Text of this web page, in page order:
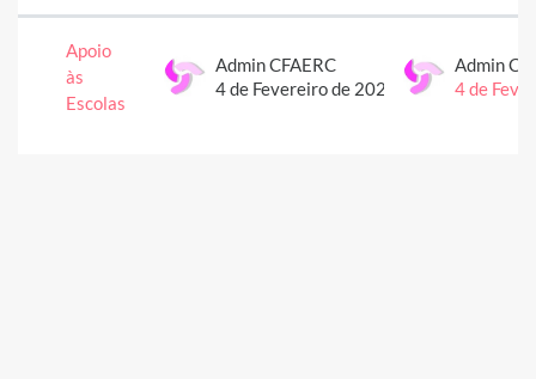
Lista de tópicos. A mostrar 1 de 1
Estado
Apoio
às
Escolas
Admin CFAERC
4 de Fevereiro de 2021
Admin
4 de